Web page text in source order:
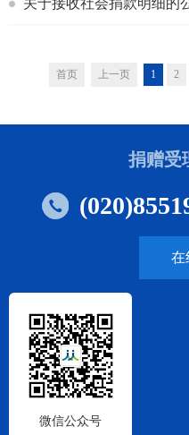
关于接收社会捐款明细的
首页 上一页 1 2
捐赠受
在
微信公众号